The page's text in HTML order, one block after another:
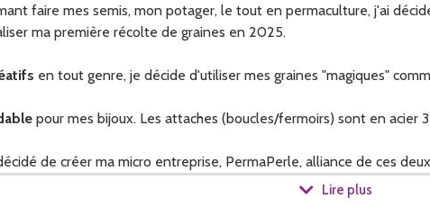
faire mes semis, mon potager, le tout en permaculture, j'ai
ma première récolte de graines en 2025.
en tout genre, je décide d'utiliser mes graines "magiques"
pour mes bijoux. Les attaches (boucles/fermoirs) sont en acier
de créer ma micro entreprise, PermaPerle, alliance de ces
Lire plus